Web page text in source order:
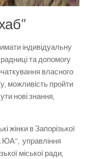
індивідуальну
та допомогу
власного
можливість пройти
нові знання,
жінки в Запорізької
ЮА”, управління
міської ради,